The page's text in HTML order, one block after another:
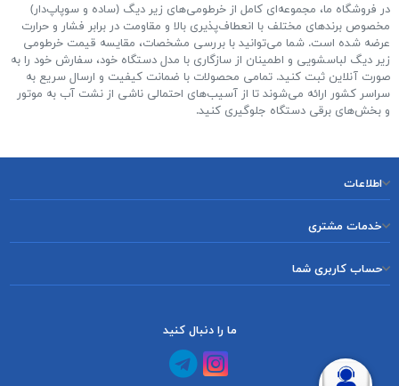
در فروشگاه ما، مجموعه‌ای کامل از خرطومی‌های زیر دیگ (ساده و سوپاپ‌دار)
مخصوص برندهای مختلف با انعطاف‌پذیری بالا و مقاومت در برابر فشار و حرارت
عرضه شده است. شما می‌توانید با بررسی مشخصات، مقایسه قیمت خرطومی
زیر دیگ لباسشویی و اطمینان از سازگاری با مدل دستگاه خود، سفارش خود را به
صورت آنلاین ثبت کنید. تمامی محصولات با ضمانت کیفیت و ارسال سریع به
سراسر کشور ارائه می‌شوند تا از آسیب‌های احتمالی ناشی از نشت آب به موتور
و بخش‌های برقی دستگاه جلوگیری کنید.
اطلاعات
خدمات مشتری
حساب کاربری شما
ما را دنبال کنید
کانال آپارات
کانال تلگرام